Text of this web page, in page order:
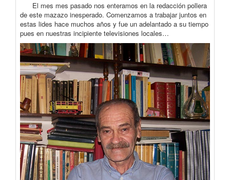
El mes mes pasado nos enteramos en la redacción pollera
de este mazazo inesperado. Comenzamos a trabajar juntos en
estas lides hace muchos años y fue un adelantado a su tiempo
pues en nuestras incipiente televisiones locales…